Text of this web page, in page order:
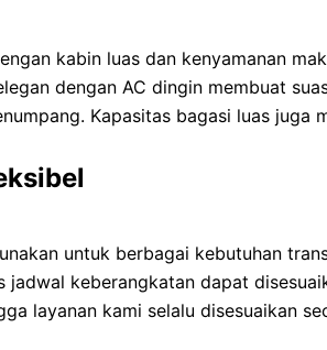
kabin luas dan kenyamanan
dengan AC dingin membuat
Kapasitas bagasi luas
untuk berbagai kebutuhan
keberangkatan dapat
layanan kami selalu disesuaikan